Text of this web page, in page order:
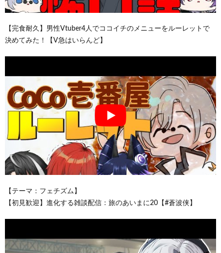
【完食耐久】男性Vtuber4人でココイチのメニューをルーレットで
決めてみた！【V急はいらんど】
【テーマ：フェチズム】
【初見歓迎】進化する雑談配信：旅のあいまに20【#蒼波侠】